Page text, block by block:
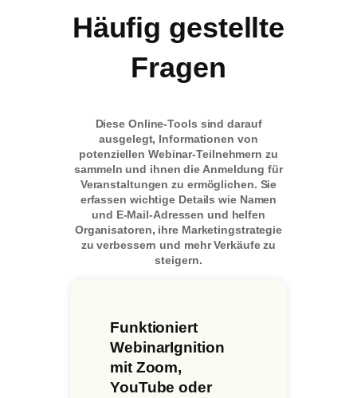
Häufig gestellte
Fragen
Diese Online-Tools sind darauf
ausgelegt, Informationen von
potenziellen Webinar-Teilnehmern zu
sammeln und ihnen die Anmeldung für
Veranstaltungen zu ermöglichen. Sie
erfassen wichtige Details wie Namen
und E-Mail-Adressen und helfen
Organisatoren, ihre Marketingstrategie
zu verbessern und mehr Verkäufe zu
steigern.
Funktioniert
WebinarIgnition
mit Zoom,
YouTube oder